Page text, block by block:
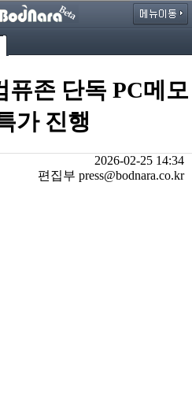
퓨존 단독 PC메모
가 진행
2026-02-25 14:34
편집부 press@bodnara.co.kr